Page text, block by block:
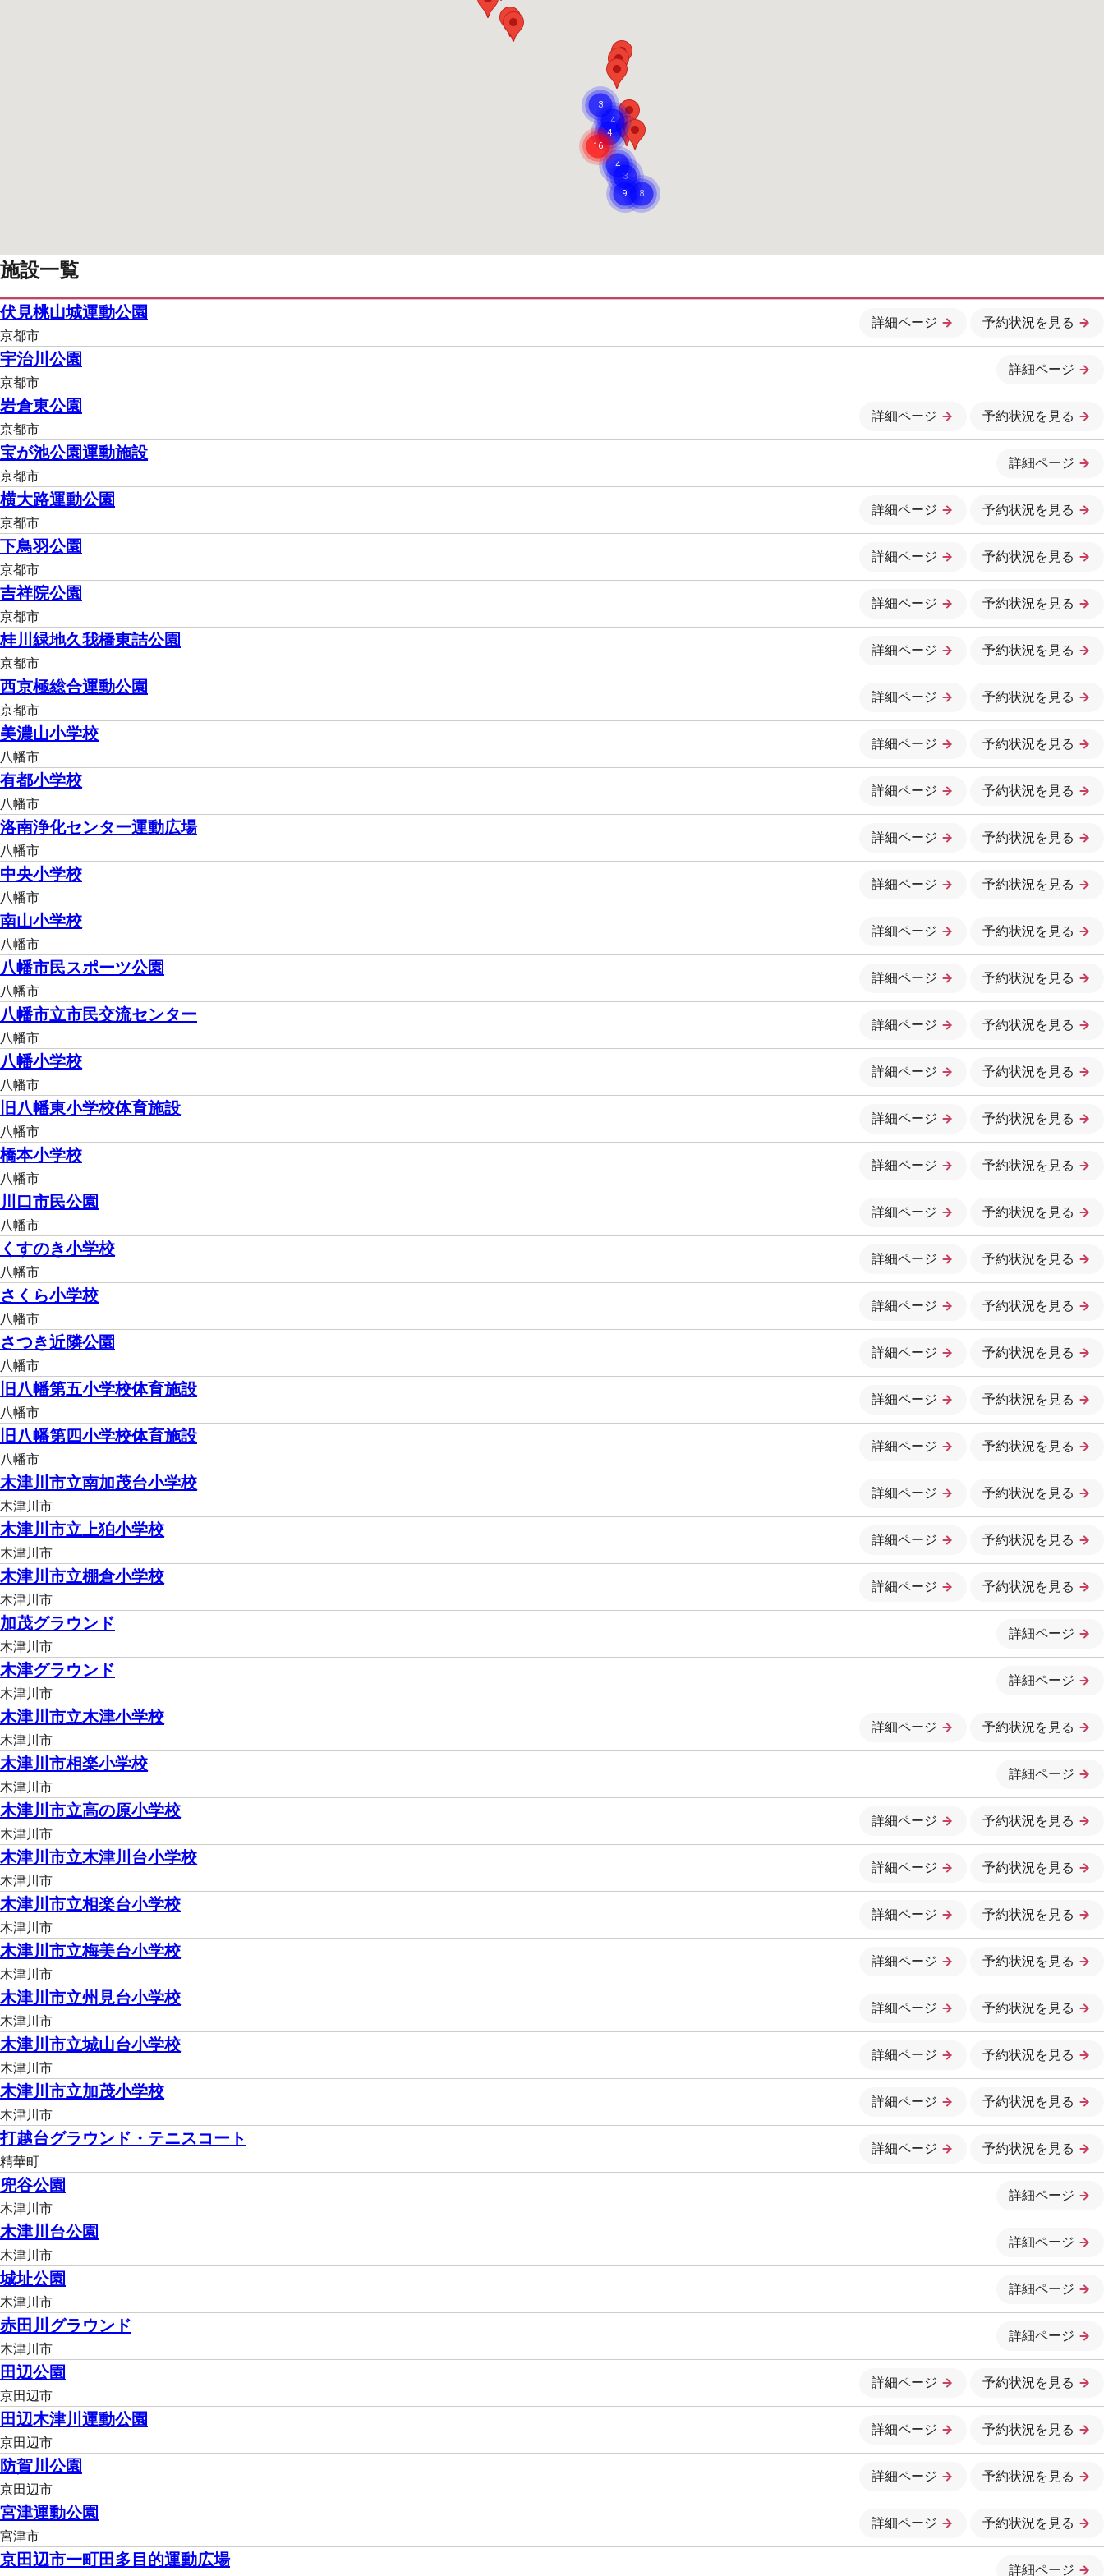
施設一覧
伏見桃山城運動公園
京都市
詳細ページ 予約状況を見る
宇治川公園
京都市
詳細ページ
岩倉東公園
京都市
詳細ページ 予約状況を見る
宝が池公園運動施設
京都市
詳細ページ
横大路運動公園
京都市
詳細ページ 予約状況を見る
下鳥羽公園
京都市
詳細ページ 予約状況を見る
吉祥院公園
京都市
詳細ページ 予約状況を見る
桂川緑地久我橋東詰公園
京都市
詳細ページ 予約状況を見る
西京極総合運動公園
京都市
詳細ページ 予約状況を見る
美濃山小学校
八幡市
詳細ページ 予約状況を見る
有都小学校
八幡市
詳細ページ 予約状況を見る
洛南浄化センター運動広場
八幡市
詳細ページ 予約状況を見る
中央小学校
八幡市
詳細ページ 予約状況を見る
南山小学校
八幡市
詳細ページ 予約状況を見る
八幡市民スポーツ公園
八幡市
詳細ページ 予約状況を見る
八幡市立市民交流センター
八幡市
詳細ページ 予約状況を見る
八幡小学校
八幡市
詳細ページ 予約状況を見る
旧八幡東小学校体育施設
八幡市
詳細ページ 予約状況を見る
橋本小学校
八幡市
詳細ページ 予約状況を見る
川口市民公園
八幡市
詳細ページ 予約状況を見る
くすのき小学校
八幡市
詳細ページ 予約状況を見る
さくら小学校
八幡市
詳細ページ 予約状況を見る
さつき近隣公園
八幡市
詳細ページ 予約状況を見る
旧八幡第五小学校体育施設
八幡市
詳細ページ 予約状況を見る
旧八幡第四小学校体育施設
八幡市
詳細ページ 予約状況を見る
木津川市立南加茂台小学校
木津川市
詳細ページ 予約状況を見る
木津川市立上狛小学校
木津川市
詳細ページ 予約状況を見る
木津川市立棚倉小学校
木津川市
詳細ページ 予約状況を見る
加茂グラウンド
木津川市
詳細ページ
木津グラウンド
木津川市
詳細ページ
木津川市立木津小学校
木津川市
詳細ページ 予約状況を見る
木津川市相楽小学校
木津川市
詳細ページ
木津川市立高の原小学校
木津川市
詳細ページ 予約状況を見る
木津川市立木津川台小学校
木津川市
詳細ページ 予約状況を見る
木津川市立相楽台小学校
木津川市
詳細ページ 予約状況を見る
木津川市立梅美台小学校
木津川市
詳細ページ 予約状況を見る
木津川市立州見台小学校
木津川市
詳細ページ 予約状況を見る
木津川市立城山台小学校
木津川市
詳細ページ 予約状況を見る
木津川市立加茂小学校
木津川市
詳細ページ 予約状況を見る
打越台グラウンド・テニスコート
精華町
詳細ページ 予約状況を見る
兜谷公園
木津川市
詳細ページ
木津川台公園
木津川市
詳細ページ
城址公園
木津川市
詳細ページ
赤田川グラウンド
木津川市
詳細ページ
田辺公園
京田辺市
詳細ページ 予約状況を見る
田辺木津川運動公園
京田辺市
詳細ページ 予約状況を見る
防賀川公園
京田辺市
詳細ページ 予約状況を見る
宮津運動公園
宮津市
詳細ページ 予約状況を見る
京田辺市一町田多目的運動広場
詳細ページ